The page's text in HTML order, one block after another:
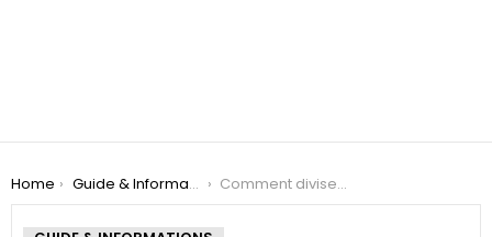
You are here:
Home Guide & Informations Comment diviser une cellule en deux sur Excel 2007 ?